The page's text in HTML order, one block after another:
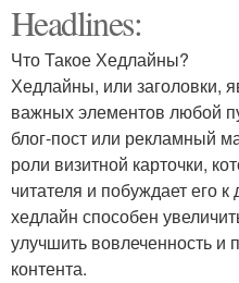
Headlines:
Что Такое Хедлайны?
Хедлайны, или заголовки,
важных элементов любой
блог-пост или рекламный
роли визитной карточки,
читателя и побуждает его
хедлайн способен
улучшить вовлеченность и
контента.